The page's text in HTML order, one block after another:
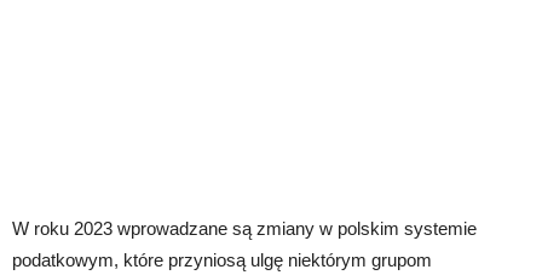
W roku 2023 wprowadzane są zmiany w polskim systemie
podatkowym, które przyniosą ulgę niektórym grupom